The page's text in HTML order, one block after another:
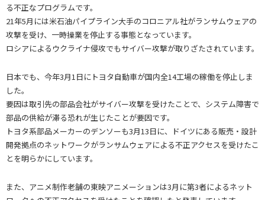
る不正なプログラムです。
21年5月には米石油パイプライン大手のコロニアル社がランサムウェアの
攻撃を受け、一時操業を停止する事態となっています。
ロシアによるウクライナ侵攻でもサイバー攻撃が取りざたされています。
日本でも、今年3月1日にトヨタ自動車が国内全14工場の稼働を停止しま
した。
要因は取引先の部品会社がサイバー攻撃を受けたことで、システム障害で
部品の供給が滞る恐れが生じたことが要因です。
トヨタ系部品メーカーのデンソーも3月13日に、ドイツにある販売・設計
開発拠点のネットワークがランサムウェアによる不正アクセスを受けたこ
とを明らかにしています。
また、アニメ制作老舗の東映アニメーションは3月に第3者によるネット